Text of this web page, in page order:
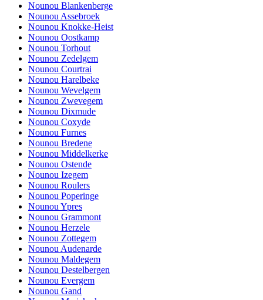
Nounou Blankenberge
Nounou Assebroek
Nounou Knokke-Heist
Nounou Oostkamp
Nounou Torhout
Nounou Zedelgem
Nounou Courtrai
Nounou Harelbeke
Nounou Wevelgem
Nounou Zwevegem
Nounou Dixmude
Nounou Coxyde
Nounou Furnes
Nounou Bredene
Nounou Middelkerke
Nounou Ostende
Nounou Izegem
Nounou Roulers
Nounou Poperinge
Nounou Ypres
Nounou Grammont
Nounou Herzele
Nounou Zottegem
Nounou Audenarde
Nounou Maldegem
Nounou Destelbergen
Nounou Evergem
Nounou Gand